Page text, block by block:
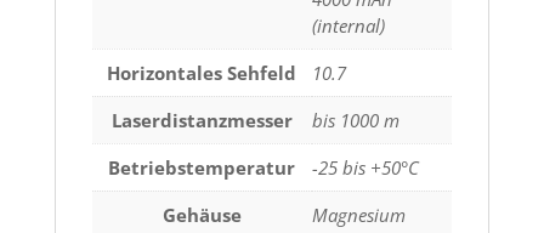
(internal)
Horizontales Sehfeld
10.7
Laserdistanzmesser
bis 1000 m
Betriebstemperatur
-25 bis +50°C
Gehäuse
Magnesium